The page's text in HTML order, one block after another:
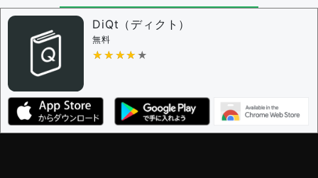
DiQt（ディクト）
無料
★★★★★
★★★★★